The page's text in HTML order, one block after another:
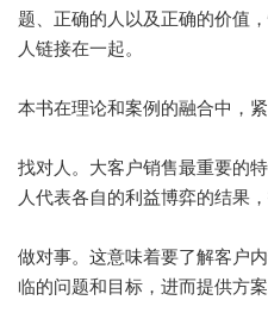
题、正确的人以及正确的价值
人链接在一起。
本书在理论和案例的融合中，
找对人。大客户销售最重要的
人代表各自的利益博弈的结果
做对事。这意味着要了解客户
临的问题和目标，进而提供方案